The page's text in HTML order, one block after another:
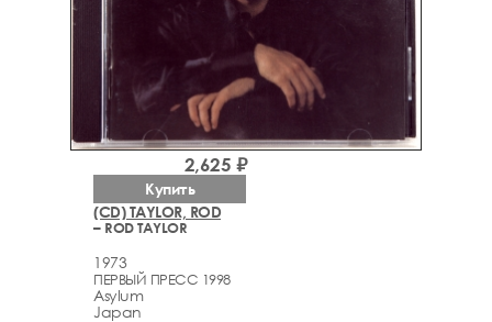
(CD) TAYLOR, ROD
– ROD TAYLOR
1973
ПЕРВЫЙ ПРЕСС 1998
Asylum
Japan
2,625 ₽
Купить